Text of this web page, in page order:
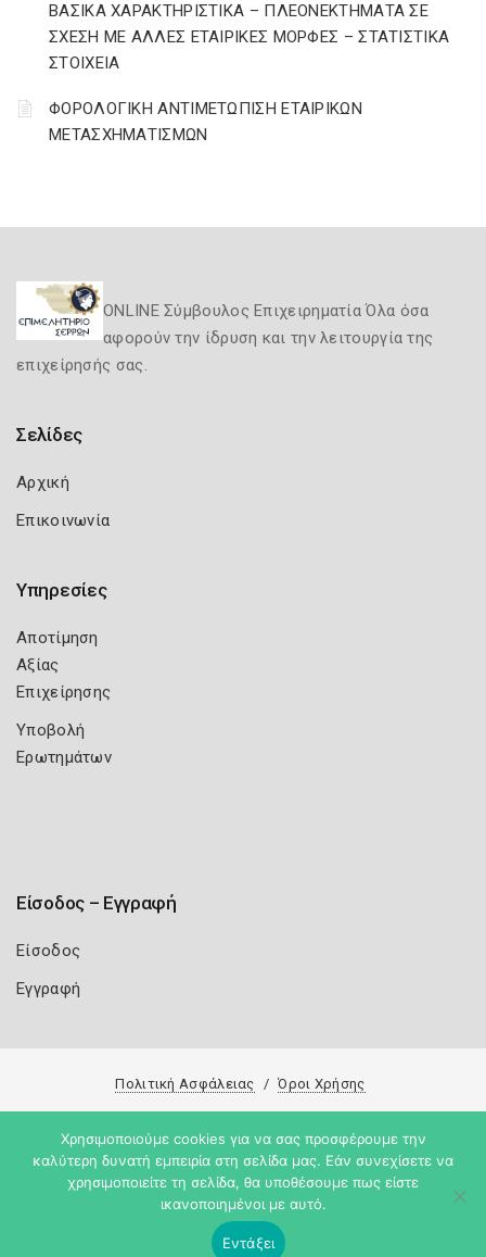
ΒΑΣΙΚΑ ΧΑΡΑΚΤΗΡΙΣΤΙΚΑ – ΠΛΕΟΝΕΚΤΗΜΑΤΑ ΣΕ
ΣΧΕΣΗ ΜΕ ΑΛΛΕΣ ΕΤΑΙΡΙΚΕΣ ΜΟΡΦΕΣ – ΣΤΑΤΙΣΤΙΚΑ
ΣΤΟΙΧΕΙΑ
ΦΟΡΟΛΟΓΙΚΗ ΑΝΤΙΜΕΤΩΠΙΣΗ ΕΤΑΙΡΙΚΩΝ
ΜΕΤΑΣΧΗΜΑΤΙΣΜΩΝ
ONLINE Σύμβουλος Επιχειρηματία Όλα όσα
αφορούν την ίδρυση και την λειτουργία της
επιχείρησής σας.
Σελίδες
Αρχική
Επικοινωνία
Υπηρεσίες
Αποτίμηση
Αξίας
Επιχείρησης
Υποβολή
Ερωτημάτων
Είσοδος – Εγγραφή
Είσοδος
Εγγραφή
Πολιτική Ασφάλειας Όροι Χρήσης
Copyright 2026 Knowledge A.E.
Χρησιμοποιούμε cookies για να σας προσφέρουμε την
καλύτερη δυνατή εμπειρία στη σελίδα μας. Εάν συνεχίσετε να
χρησιμοποιείτε τη σελίδα, θα υποθέσουμε πως είστε
ικανοποιημένοι με αυτό.
Εντάξει